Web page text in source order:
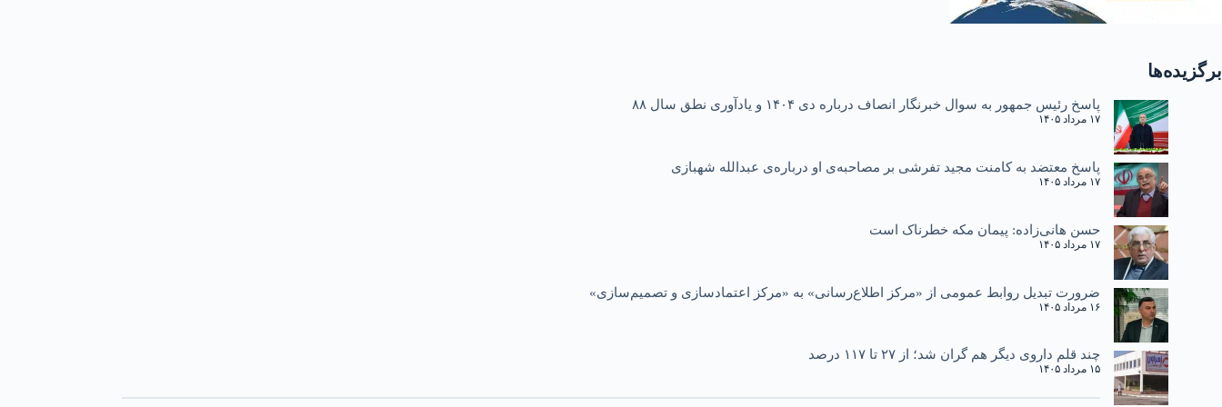
برگزیده‌ها
پاسخ رئیس جمهور به سوال خبرنگار انصاف درباره دی ۱۴۰۴ و یادآوری نطق سال ۸۸
۱۷ مرداد ۱۴۰۵
پاسخ معتضد به کامنت مجید تفرشی بر مصاحبه‌ی او درباره‌ی عبدالله شهبازی
۱۷ مرداد ۱۴۰۵
حسن هانی‌زاده: پیمان مکه خطرناک است
۱۷ مرداد ۱۴۰۵
ضرورت تبدیل روابط عمومی از «مرکز اطلاع‌رسانی» به «مرکز اعتمادسازی و تصمیم‌سازی»
۱۶ مرداد ۱۴۰۵
چند قلم داروی دیگر هم گران شد؛ از ۲۷ تا ۱۱۷ درصد
۱۵ مرداد ۱۴۰۵